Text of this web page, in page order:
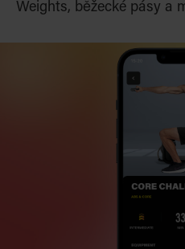
Weights, běžecké pásy a